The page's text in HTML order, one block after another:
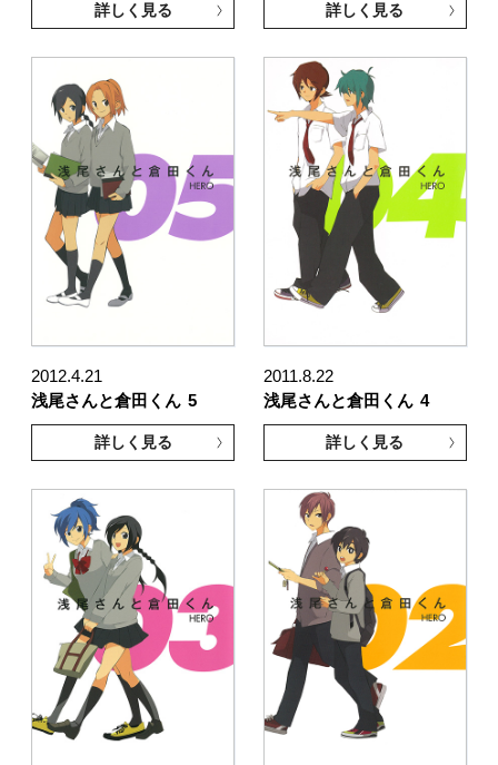
詳しく見る 詳しく見る
2012.4.21
浅尾さんと倉田くん 5
詳しく見る
2011.8.22
浅尾さんと倉田くん 4
詳しく見る